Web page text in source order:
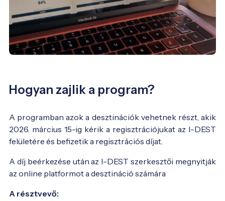
Hogyan zajlik a program?
A programban azok a desztinációk vehetnek részt, akik
2026. március 15-ig kérik a regisztrációjukat az I-DEST
felületére és befizetik a regisztrációs díjat.
A díj beérkezése után az I-DEST szerkesztői megnyitják
az online platformot a desztináció számára
A résztvevő: